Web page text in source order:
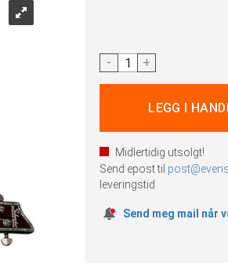
- +
Midlertidig utsolgt!
Send epost til
leveringstid
Send meg mail når